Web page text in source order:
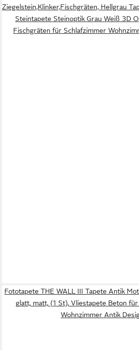
Ziegelstein,Klinker,Fischgräten, Hellgrau
Steintapete Steinoptik Grau Weiß 3D
Fischgräten für Schlafzimmer
Fototapete THE WALL III Tapete Antik
glatt, matt, (1 St), Vliestapete Beton
Wohnzimmer Antik